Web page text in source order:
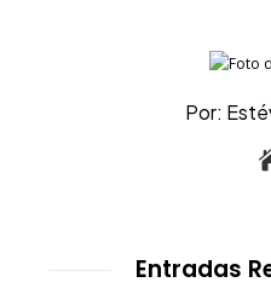
Por:
Entradas